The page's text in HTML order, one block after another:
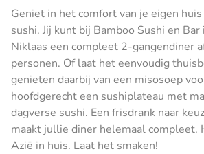
Geniet in het comfort van je eigen
sushi. Jij kunt bij Bamboo Sushi en
Niklaas een compleet 2-gangendiner
personen. Of laat het eenvoudig
genieten daarbij van een misosoep
hoofdgerecht een sushiplateau met
dagverse sushi. Een frisdrank naar
maakt jullie diner helemaal compleet.
Azië in huis. Laat het smaken!